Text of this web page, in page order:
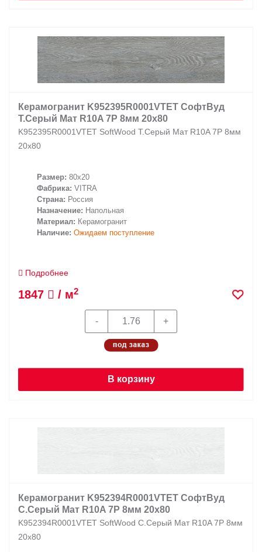
Керамогранит K952395R0001VTET СофтВуд
Т.Серый Мат R10A 7Р 8мм 20х80
K952395R0001VTET SoftWood Т.Серый Мат R10A 7Р 8мм
20х80
Размер: 80x20
Фабрика: VITRA
Страна: Россия
Назначение: Напольная
Материал: Керамогранит
Наличие: Ожидаем поступление
Подробнее
1847 / м2
В корзину
Керамогранит K952394R0001VTET СофтВуд
С.Серый Мат R10A 7Р 8мм 20х80
K952394R0001VTET SoftWood С.Серый Мат R10A 7Р 8мм
20х80